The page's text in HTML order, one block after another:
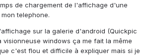
de chargement de l'affichage d'une
telephone.
sur la galerie d'android (Quickpic
visionneuse windows ça me fait la même
c'est flou et difficile à expliquer mais si je